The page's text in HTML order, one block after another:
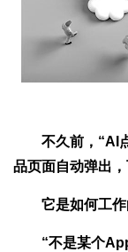
不久前，“AI
品页面自动弹出，
它是如何工作
“不是某个App